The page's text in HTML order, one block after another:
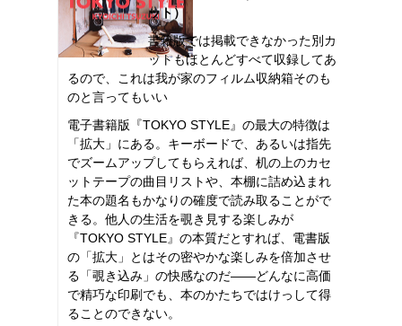
ット）
書籍版では掲載できなかった別カ
ットもほとんどすべて収録してあ
るので、これは我が家のフィルム収納箱そのも
のと言ってもいい
電子書籍版『TOKYO STYLE』の最大の特徴は
「拡大」にある。キーボードで、あるいは指先
でズームアップしてもらえれば、机の上のカセ
ットテープの曲目リストや、本棚に詰め込まれ
た本の題名もかなりの確度で読み取ることがで
きる。他人の生活を覗き見する楽しみが
『TOKYO STYLE』の本質だとすれば、電書版
の「拡大」とはその密やかな楽しみを倍加させ
る「覗き込み」の快感なのだ――どんなに高価
で精巧な印刷でも、本のかたちではけっして得
ることのできない。